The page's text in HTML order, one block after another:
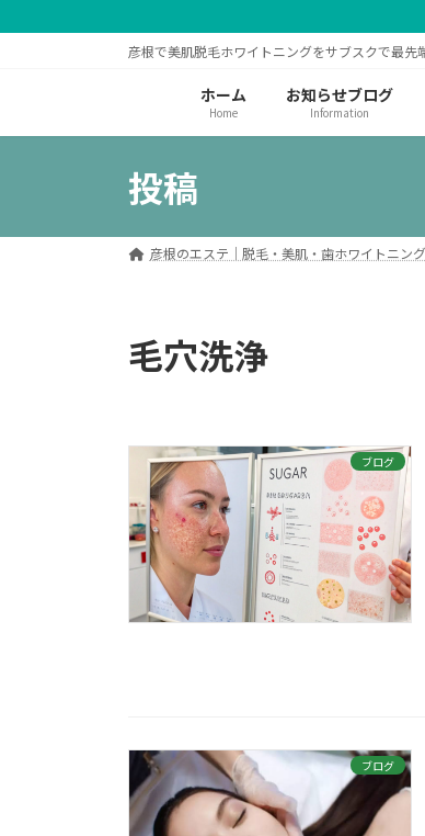
ン
へ
ビ
ョ
彦根で美肌脱毛ホワイトニングをサブスクで最先
ホーム
Home
お知らせブログ
Information
投稿
彦根のエステ｜脱毛・美肌・歯ホワイトニン
毛穴洗浄
ブログ
ブログ